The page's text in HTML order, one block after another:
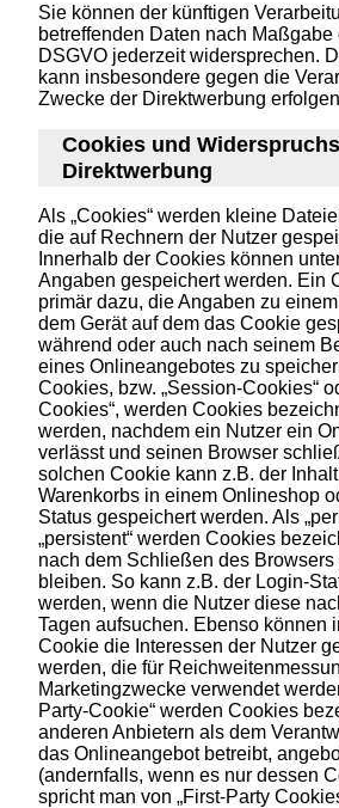
Sie können der künftigen
betreffenden Daten nach Maßgabe
DSGVO jederzeit widersprechen.
kann insbesondere gegen die
Zwecke der Direktwerbung
Cookies und
Direktwerbung
Als „Cookies“ werden kleine
die auf Rechnern der Nutzer
Innerhalb der Cookies können
Angaben gespeichert werden. Ein
primär dazu, die Angaben zu
dem Gerät auf dem das Cookie
während oder auch nach seinem
eines Onlineangebotes zu
Cookies, bzw. „Session-Cookies“
Cookies“, werden Cookies
werden, nachdem ein Nutzer ein
verlässt und seinen Browser
solchen Cookie kann z.B. der
Warenkorbs in einem Onlineshop
Status gespeichert werden. Als
„persistent“ werden Cookies
nach dem Schließen des
bleiben. So kann z.B. der Login-
werden, wenn die Nutzer diese
Tagen aufsuchen. Ebenso können
Cookie die Interessen der Nutzer
werden, die für
Marketingzwecke verwendet
Party-Cookie“ werden Cookies
anderen Anbietern als dem
das Onlineangebot betreibt,
(andernfalls, wenn es nur dessen
spricht man von „First-Party